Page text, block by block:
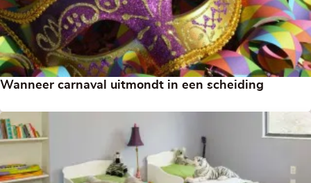
Wanneer carnaval uitmondt in een scheiding